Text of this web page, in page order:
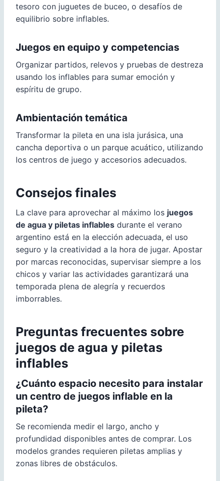
tesoro con juguetes de buceo, o desafíos de
equilibrio sobre inflables.
Juegos en equipo y competencias
Organizar partidos, relevos y pruebas de destreza
usando los inflables para sumar emoción y
espíritu de grupo.
Ambientación temática
Transformar la pileta en una isla jurásica, una
cancha deportiva o un parque acuático, utilizando
los centros de juego y accesorios adecuados.
Consejos finales
La clave para aprovechar al máximo los juegos
de agua y piletas inflables durante el verano
argentino está en la elección adecuada, el uso
seguro y la creatividad a la hora de jugar. Apostar
por marcas reconocidas, supervisar siempre a los
chicos y variar las actividades garantizará una
temporada plena de alegría y recuerdos
imborrables.
Preguntas frecuentes sobre
juegos de agua y piletas
inflables
¿Cuánto espacio necesito para instalar
un centro de juegos inflable en la
pileta?
Se recomienda medir el largo, ancho y
profundidad disponibles antes de comprar. Los
modelos grandes requieren piletas amplias y
zonas libres de obstáculos.